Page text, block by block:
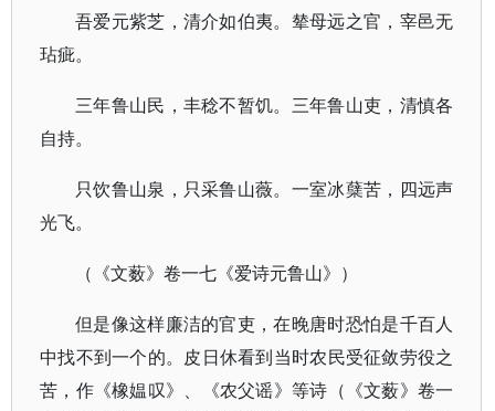
吾爱元紫芝，清介如伯夷。辇母远之官，宰邑无
玷疵。
三年鲁山民，丰稔不暂饥。三年鲁山吏，清慎各
自持。
只饮鲁山泉，只采鲁山薇。一室冰蘖苦，四远声
光飞。
（《文薮》卷一七《爱诗元鲁山》）
但是像这样廉洁的官吏，在晚唐时恐怕是千百人
中找不到一个的。皮日休看到当时农民受征敛劳役之
苦，作《橡媪叹》、《农父谣》等诗（《文薮》卷一